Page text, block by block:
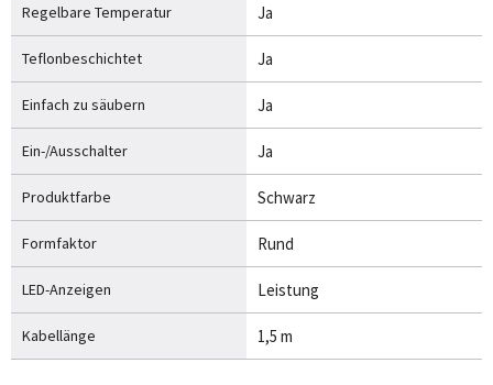
Regelbare Temperatur Ja
Teflonbeschichtet Ja
Einfach zu säubern Ja
Ein-/Ausschalter Ja
Produktfarbe Schwarz
Formfaktor Rund
LED-Anzeigen Leistung
Kabellänge 1,5 m